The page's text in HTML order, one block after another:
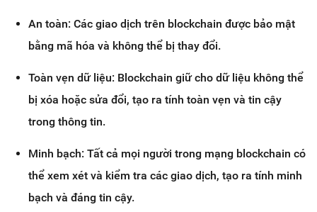
An toàn: Các giao dịch trên blockchain được bảo mật
bằng mã hóa và không thể bị thay đổi.
Toàn vẹn dữ liệu: Blockchain giữ cho dữ liệu không thể
bị xóa hoặc sửa đổi, tạo ra tính toàn vẹn và tin cậy
trong thông tin.
Minh bạch: Tất cả mọi người trong mạng blockchain có
thể xem xét và kiểm tra các giao dịch, tạo ra tính minh
bạch và đáng tin cậy.